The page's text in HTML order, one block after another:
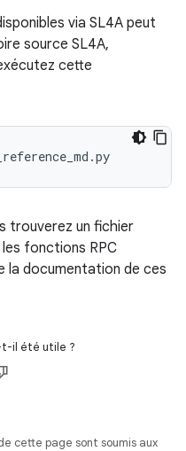
via SL4A peut
source SL4A,
cette
trouverez un fichier
fonctions RPC
la documentation de ces
t-il été utile ?
cette page sont soumis aux